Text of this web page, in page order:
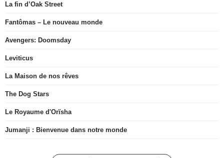
La fin d’Oak Street
Fantômas – Le nouveau monde
Avengers: Doomsday
Leviticus
La Maison de nos rêves
The Dog Stars
Le Royaume d'Orïsha
Jumanji : Bienvenue dans notre monde